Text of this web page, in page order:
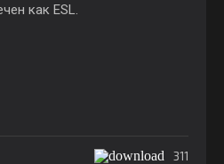
как ESL.
311